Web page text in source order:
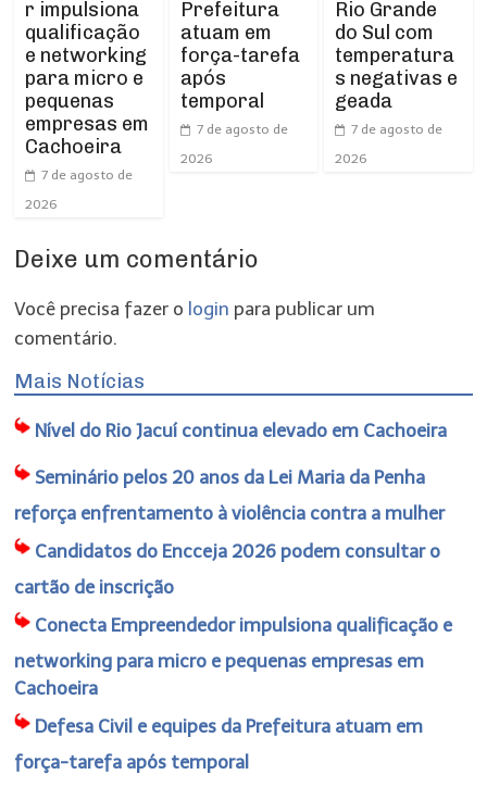
r impulsiona
qualificação
e networking
para micro e
pequenas
empresas em
Cachoeira
7 de agosto de
2026
Prefeitura
atuam em
força-tarefa
após
temporal
7 de agosto de
2026
Rio Grande
do Sul com
temperatura
s negativas e
geada
7 de agosto de
2026
Deixe um comentário
Você precisa fazer o login para publicar um
comentário.
Mais Notícias
Nível do Rio Jacuí continua elevado em Cachoeira
Seminário pelos 20 anos da Lei Maria da Penha
reforça enfrentamento à violência contra a mulher
Candidatos do Encceja 2026 podem consultar o
cartão de inscrição
Conecta Empreendedor impulsiona qualificação e
networking para micro e pequenas empresas em
Cachoeira
Defesa Civil e equipes da Prefeitura atuam em
força-tarefa após temporal